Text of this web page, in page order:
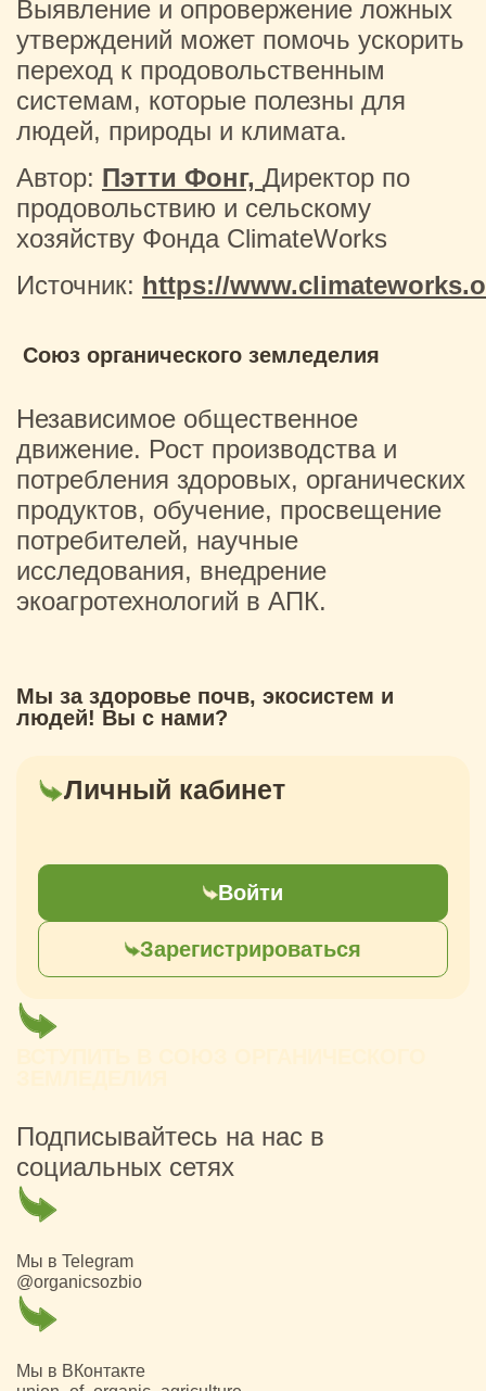
Выявление и опровержение ложных
утверждений может помочь ускорить
переход к продовольственным
системам, которые полезны для
людей, природы и климата.
Автор: Пэтти Фонг, Директор по
продовольствию и сельскому
хозяйству Фонда ClimateWorks
Источник: https://
Союз органического земледелия
Независимое общественное
движение. Рост производства и
потребления здоровых, органических
продуктов, обучение, просвещение
потребителей, научные
исследования, внедрение
экоагротехнологий в АПК.
Мы за здоровье почв, экосистем и
людей! Вы с нами?
Личный кабинет
Войти
Зарегистрироваться
Подписывайтесь на нас в
социальных сетях
Мы в Telegram
@organicsozbio
Мы в ВКонтакте